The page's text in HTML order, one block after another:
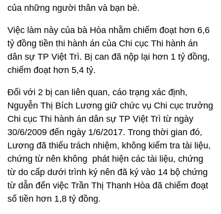
của những người thân và bạn bè.
Việc làm này của bà Hòa nhằm chiếm đoạt hơn 6,6
tỷ đồng tiền thi hành án của Chi cục Thi hành án
dân sự TP Việt Trì. Bị can đã nộp lại hơn 1 tỷ đồng,
chiếm đoạt hơn 5,4 tỷ.
Đối với 2 bị can liên quan, cáo trạng xác định,
Nguyễn Thị Bích Lương giữ chức vụ Chi cục trưởng
Chi cục Thi hành án dân sự TP Việt Trì từ ngày
30/6/2009 đến ngày 1/6/2017. Trong thời gian đó,
Lương đã thiếu trách nhiệm, không kiểm tra tài liệu,
chứng từ nên không phát hiện các tài liệu, chứng
từ do cấp dưới trình ký nên đã ký vào 14 bộ chứng
từ dẫn đến việc Trần Thị Thanh Hòa đã chiếm đoạt
số tiền hơn 1,8 tỷ đồng.